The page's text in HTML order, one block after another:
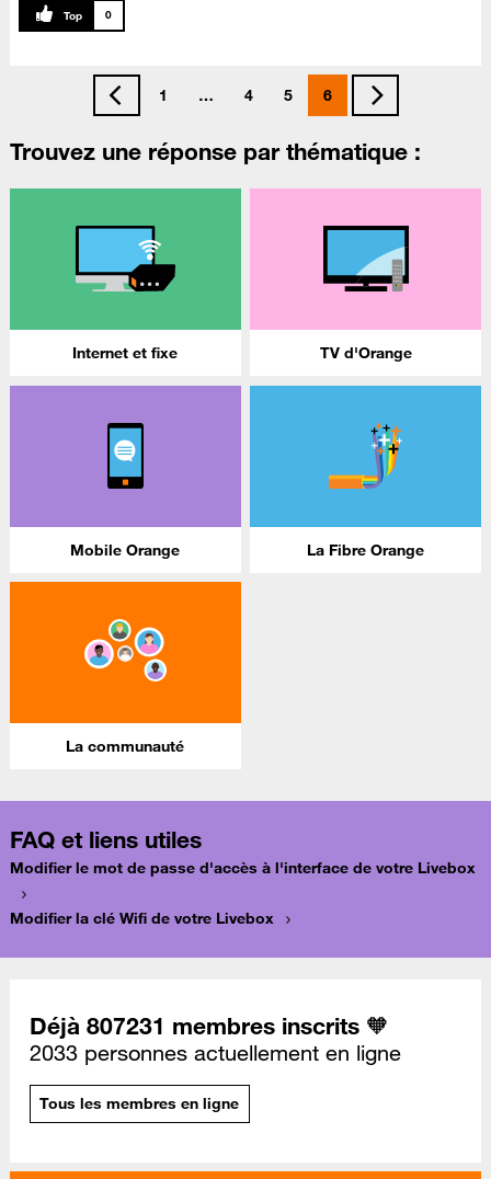
0
1 … 4 5 6
Trouvez une réponse par thématique :
Internet et fixe TV d'Orange
Mobile Orange La Fibre Orange
La communauté
FAQ et liens utiles
Modifier le mot de passe d'accès à l'interface de votre Livebox
Modifier la clé Wifi de votre Livebox
Déjà 807231 membres inscrits 🧡
2033 personnes actuellement en ligne
Tous les membres en ligne